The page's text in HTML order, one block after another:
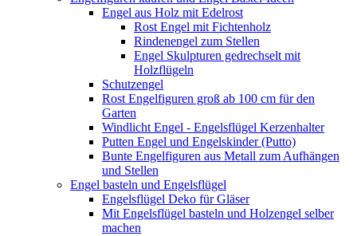
Engel aus Holz mit Edelrost
Rost Engel mit Fichtenholz
Rindenengel zum Stellen
Engel Skulpturen gedrechselt mit
Holzflügeln
Schutzengel
Rost Engelfiguren groß ab 100 cm für den
Garten
Windlicht Engel - Engelsflügel Kerzenhalter
Putten Engel und Engelskinder (Putto)
Bunte Engelfiguren aus Metall zum Aufhängen
und Stellen
Engel basteln und Engelsflügel
Engelsflügel Deko für Gläser
Mit Engelsflügel basteln und Holzengel selber
machen